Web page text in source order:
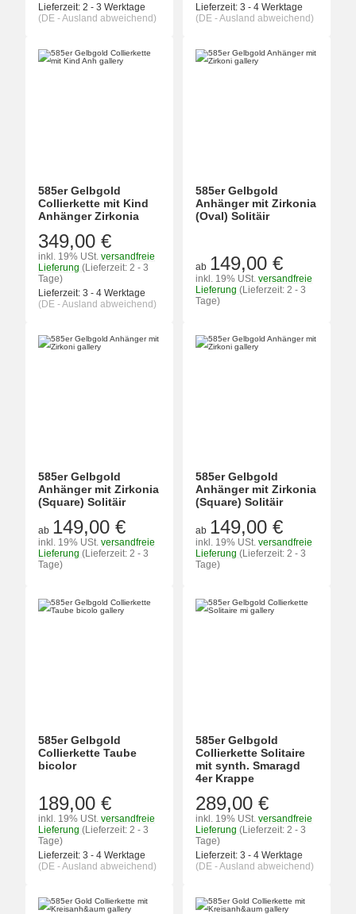
Lieferzeit: 2 - 3 Werktage
(DE - Ausland abweichend)
Lieferzeit: 3 - 4 Werktage
(DE - Ausland abweichend)
585er Gelbgold
Collierkette mit Kind
Anhänger Zirkonia
349,00 €
inkl. 19% USt. versandfreie
Lieferung (Lieferzeit: 2 - 3
Tage)
Lieferzeit: 3 - 4 Werktage
(DE - Ausland abweichend)
585er Gelbgold
Anhänger mit Zirkonia
(Oval) Solitäir
ab 149,00 €
inkl. 19% USt. versandfreie
Lieferung (Lieferzeit: 2 - 3
Tage)
585er Gelbgold
Anhänger mit Zirkonia
(Square) Solitäir
ab 149,00 €
inkl. 19% USt. versandfreie
Lieferung (Lieferzeit: 2 - 3
Tage)
585er Gelbgold
Anhänger mit Zirkonia
(Square) Solitäir
ab 149,00 €
inkl. 19% USt. versandfreie
Lieferung (Lieferzeit: 2 - 3
Tage)
585er Gelbgold
Collierkette Taube
bicolor
189,00 €
inkl. 19% USt. versandfreie
Lieferung (Lieferzeit: 2 - 3
Tage)
Lieferzeit: 3 - 4 Werktage
(DE - Ausland abweichend)
585er Gelbgold
Collierkette Solitaire
mit synth. Smaragd
4er Krappe
289,00 €
inkl. 19% USt. versandfreie
Lieferung (Lieferzeit: 2 - 3
Tage)
Lieferzeit: 3 - 4 Werktage
(DE - Ausland abweichend)